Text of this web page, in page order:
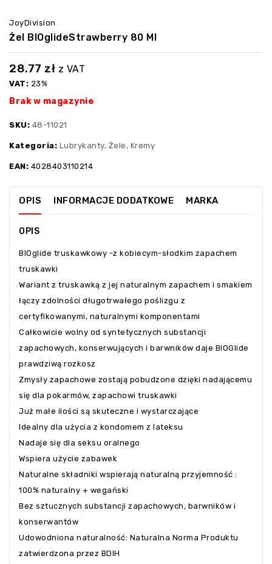
JoyDivision
Żel BIOglideStrawberry 80 Ml
28.77 zł z VAT
VAT: 23%
Brak w magazynie
SKU: 48-11021
Kategoria: Lubrykanty, Żele, Kremy
EAN: 4028403110214
OPIS INFORMACJE DODATKOWE MARKA
OPIS
BIOglide truskawkowy -z kobiecym-słodkim zapachem
truskawki
Wariant z truskawką z jej naturalnym zapachem i smakiem
łączy zdolności długotrwałego poślizgu z
certyfikowanymi, naturalnymi komponentami
Całkowicie wolny od syntetycznych substancji
zapachowych, konserwujących i barwników daje BIOGlide
prawdziwą rozkosz
Zmysły zapachowe zostają pobudzone dzięki nadającemu
się dla pokarmów, zapachowi truskawki
Już małe ilości są skuteczne i wystarczające
Idealny dla użycia z kondomem z lateksu
Nadaje się dla seksu oralnego
Wspiera użycie zabawek
Naturalne składniki wspierają naturalną przyjemność :
100% naturalny + wegański
Bez sztucznych substancji zapachowych, barwników i
konserwantów
Udowodniona naturalność: Naturalna Norma Produktu
zatwierdzona przez BDIH